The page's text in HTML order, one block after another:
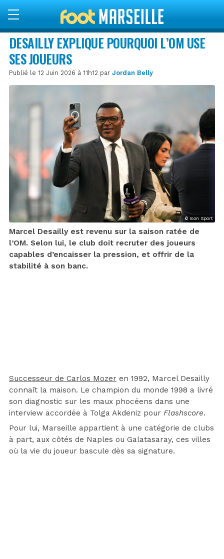
DESAILLY EXPLIQUE POURQUOI L’OM USE
SES JOUEURS
Publié le 12 Juin 2026 à 11h12 par Jordan Belly
© Icon Sport
Marcel Desailly est revenu sur la saison ratée de
l’OM. Selon lui, le club doit recruter des joueurs
capables d’encaisser la pression, et offrir de la
stabilité à son banc.
Successeur de Carlos Mozer en 1992, Marcel Desailly
connaît la maison. Le champion du monde 1998 a livré
son diagnostic sur les maux phocéens dans une
interview accordée à Tolga Akdeniz pour Flashscore.
Pour lui, Marseille appartient à une catégorie de clubs
à part, aux côtés de Naples ou Galatasaray, ces villes
où la vie du joueur bascule dès sa signature.